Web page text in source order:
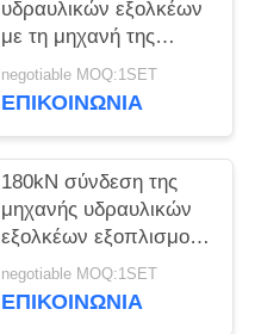
υδραυλικών εξολκέων
με τη μηχανή της
Cummins για την
εναέρια γραμμή
negotiable MOQ:1SET
ΕΠΙΚΟΙΝΩΝΊΑ
180kN σύνδεση της
μηχανής υδραυλικών
εξολκέων εξοπλισμού
για τη γραμμή
μετάδοσης
negotiable MOQ:1SET
ΕΠΙΚΟΙΝΩΝΊΑ